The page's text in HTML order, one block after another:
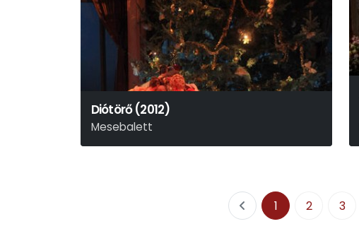
Diótörő (2012)
Mesebalett
P. I. Csajkovszkij
1 2 3